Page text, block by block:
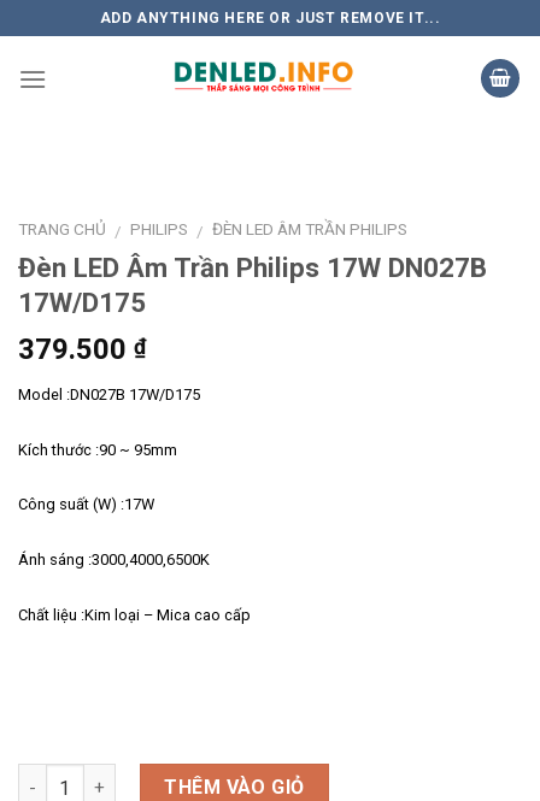
to
content
ADD ANYTHING HERE OR JUST REMOVE IT...
TRANG CHỦ / PHILIPS / ĐÈN LED ÂM TRẦN PHILIPS
Đèn LED Âm Trần Philips 17W DN027B
17W/D175
379.500 ₫
Model :DN027B 17W/D175
Kích thước :90 ~ 95mm
Công suất (W) :17W
Ánh sáng :3000,4000,6500K
Chất liệu :Kim loại – Mica cao cấp
Số lượng THÊM VÀO GIỎ